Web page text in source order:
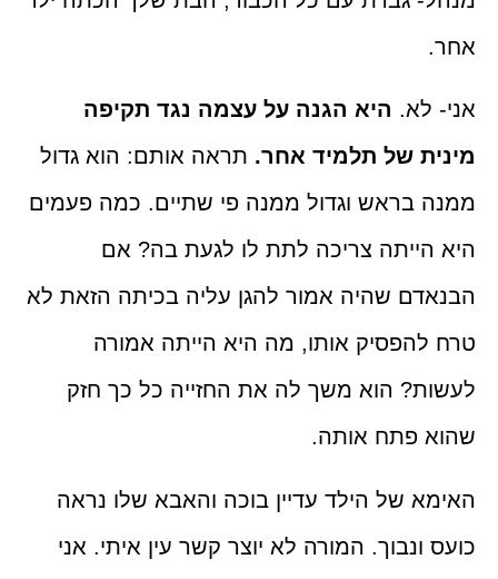
היא הגנה על עצמה נגד תקיפה
של תלמיד אחר.תראה אותם: הוא גדול
בראש וגדול ממנה פי שתיים. כמה פעמים
צריכה לתת לו לגעת בה? אם
שהיה אמור להגן עליה בכיתה הזאת לא
אותו, מה היא הייתה אמורה
הוא משך לה את החזייה כל כך חזק
פתח אותה.
של הילד עדיין בוכה והאבא שלו נראה
המורה לא יוצר קשר עין איתי. אני